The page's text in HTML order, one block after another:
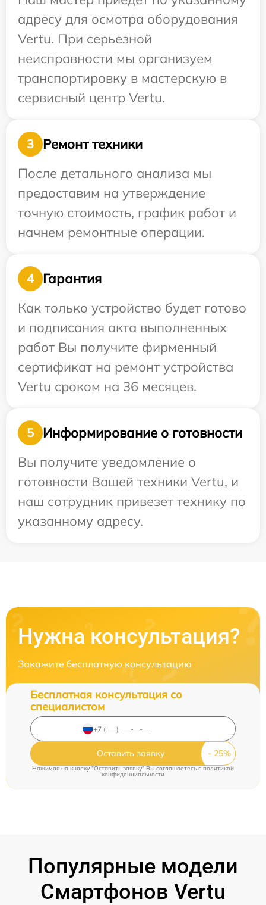
адресу для осмотра оборудования
Vertu. При серьезной
неисправности мы организуем
транспортировку в мастерскую в
сервисный центр Vertu.
3
Ремонт техники
После детального анализа мы
предоставим на утверждение
точную стоимость, график работ и
начнем ремонтные операции.
4
Гарантия
Как только устройство будет готово
и подписания акта выполненных
работ Вы получите фирменный
сертификат на ремонт устройства
Vertu сроком на 36 месяцев.
5
Информирование о готовности
Вы получите уведомление о
готовности Вашей техники Vertu, и
наш сотрудник привезет технику по
указанному адресу.
Нужна консультация?
Закажите бесплатную консультацию
Бесплатная консультация со
специалистом
Оставить заявку
Нажимая на кнопку "Оставить заявку" Вы соглашаетесь cполитикой
конфиденциальности
Популярные модели
Смартфонов Vertu